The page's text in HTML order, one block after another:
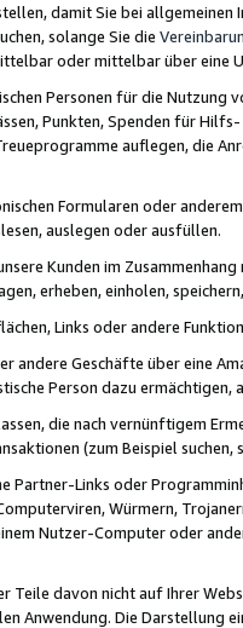
damit Sie bei
solange Sie die
oder mittelbar über eine
Personen für die Nutzung
Punkten, Spenden für
auflegen, die
Formularen oder
auslegen oder ausfüllen.
Kunden im
erheben, einholen,
Links oder andere
andere Geschäfte über eine
Person dazu
die nach vernünftigem
(zum Beispiel
Partner-Links oder
Würmern,
Nutzer-Computer oder
Teile davon nicht auf Ihrer
Anwendung. Die Darstellung